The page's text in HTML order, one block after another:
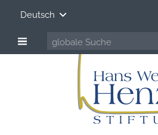
Deutsch